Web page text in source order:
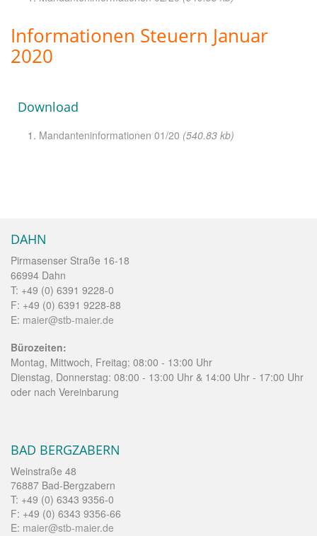
Informationen Steuern Januar
2020
Download
Mandanteninformationen 01/20 (540.83 kb)
DAHN
Pirmasenser Straße 16-18
66994 Dahn
T: +49 (0) 6391 9228-0
F: +49 (0) 6391 9228-88
E: maier@stb-maier.de
Bürozeiten:
Montag, Mittwoch, Freitag: 08:00 - 13:00 Uhr
Dienstag, Donnerstag: 08:00 - 13:00 Uhr & 14:00 Uhr - 17:00 Uhr
oder nach Vereinbarung
BAD BERGZABERN
Weinstraße 48
76887 Bad-Bergzabern
T: +49 (0) 6343 9356-0
F: +49 (0) 6343 9356-66
E: maier@stb-maier.de